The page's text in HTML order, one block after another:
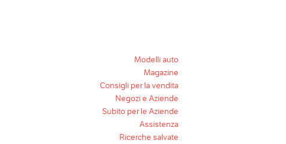
Modelli auto
Magazine
Consigli per la vendita
Negozi e Aziende
Subito per le Aziende
Assistenza
Ricerche salvate